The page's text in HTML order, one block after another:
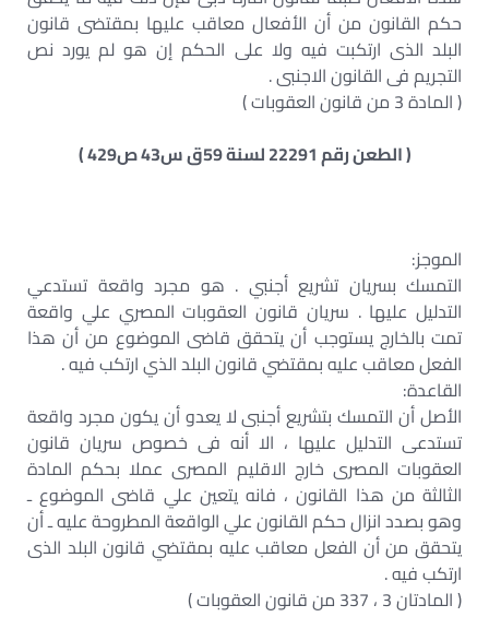
حكم القانون من أن الأفعال معاقب عليها بمقتضى قانون
البلد الذى ارتكبت فيه ولا على الحكم إن هو لم يورد نص
التجريم فى القانون الاجنبى .
( المادة 3 من قانون العقوبات )
( الطعن رقم 22291 لسنة 59ق س43 ص429 )
الموجز:
التمسك بسريان تشريع أجنبي . هو مجرد واقعة تستدعي
التدليل عليها . سريان قانون العقوبات المصري علي واقعة
تمت بالخارج يستوجب أن يتحقق قاضى الموضوع من أن هذا
الفعل معاقب عليه بمقتضي قانون البلد الذي ارتكب فيه .
القاعدة:
الأصل أن التمسك بتشريع أجنبى لا يعدو أن يكون مجرد واقعة
تستدعى التدليل عليها ، الا أنه فى خصوص سريان قانون
العقوبات المصرى خارج الاقليم المصرى عملا بحكم المادة
الثالثة من هذا القانون ، فانه يتعين علي قاضى الموضوع ـ
وهو بصدد انزال حكم القانون علي الواقعة المطروحة عليه ـ أن
يتحقق من أن الفعل معاقب عليه بمقتضي قانون البلد الذى
ارتكب فيه .
( المادتان 3 ، 337 من قانون العقوبات )